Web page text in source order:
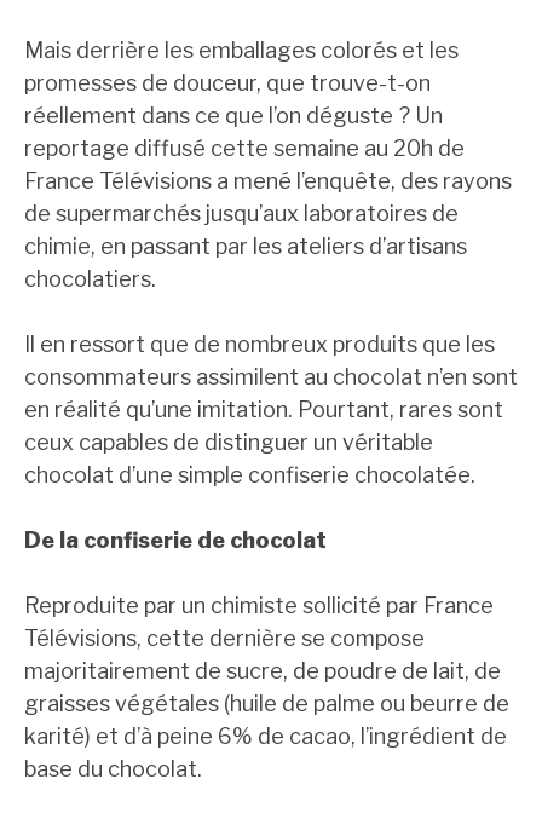
Mais derrière les emballages colorés et les
promesses de douceur, que trouve-t-on
réellement dans ce que l’on déguste ? Un
reportage diffusé cette semaine au 20h de
France Télévisions a mené l’enquête, des rayons
de supermarchés jusqu’aux laboratoires de
chimie, en passant par les ateliers d’artisans
chocolatiers.
Il en ressort que de nombreux produits que les
consommateurs assimilent au chocolat n’en sont
en réalité qu’une imitation. Pourtant, rares sont
ceux capables de distinguer un véritable
chocolat d’une simple confiserie chocolatée.
De la confiserie de chocolat
Reproduite par un chimiste sollicité par France
Télévisions, cette dernière se compose
majoritairement de sucre, de poudre de lait, de
graisses végétales (huile de palme ou beurre de
karité) et d’à peine 6% de cacao, l’ingrédient de
base du chocolat.